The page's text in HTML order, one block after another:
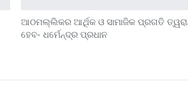
ଆଠମଲ୍ଲିକର ଆର୍ଥିକ ଓ ସାମାଜିକ ପ୍ରଗତି
ହେବ- ଧର୍ମେନ୍ଦ୍ର ପ୍ରଧାନ